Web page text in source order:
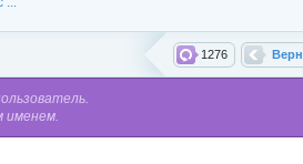
1276
именем.